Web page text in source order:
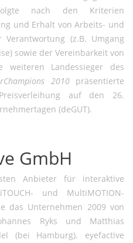
nach den Kriterien
und Erhalt von Arbeits- und
(z.B. Umgang
sowie der Vereinbarkeit von
Landessieger des
2010präsentierte
auf den 26.
(deGUT).
GmbH
Anbieter für interaktive
und MultiMOTION-
das Unternehmen 2009 von
Ryks und Matthias
(bei Hamburg). eyefactive